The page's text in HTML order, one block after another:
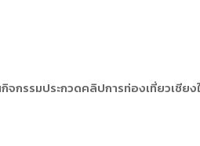
กรรมประกวดคลิปการท่องเที่ยวเชียง